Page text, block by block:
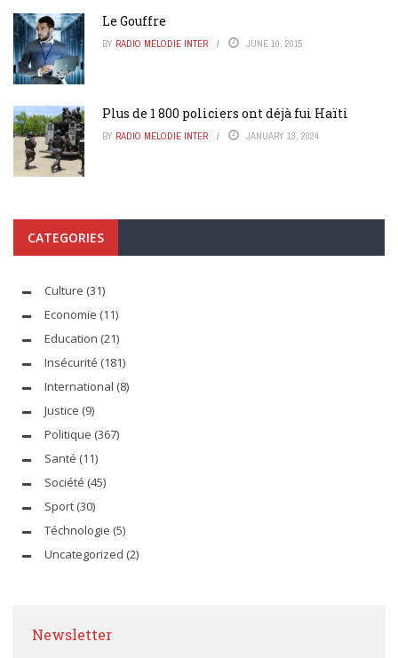
Le Gouffre
BY RADIO MÉLODIE INTER JUNE 10, 2015
Plus de 1 800 policiers ont déjà fui Haïti
BY RADIO MÉLODIE INTER JANUARY 13, 2024
CATEGORIES
Culture (31)
Economie (11)
Education (21)
Insécurité (181)
International (8)
Justice (9)
Politique (367)
Santé (11)
Société (45)
Sport (30)
Téchnologie (5)
Uncategorized (2)
Newsletter